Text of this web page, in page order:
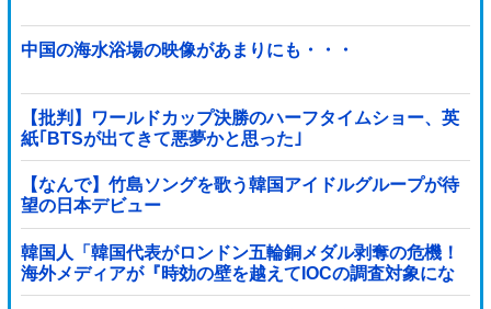
中国の海水浴場の映像があまりにも・・・
【批判】ワールドカップ決勝のハーフタイムショー、英
紙｢BTSが出てきて悪夢かと思った｣
【なんで】竹島ソングを歌う韓国アイドルグループが待
望の日本デビュー
韓国人「韓国代表がロンドン五輪銅メダル剥奪の危機！
海外メディアが『時効の壁を越えてIOCの調査対象にな
り得る』と報道！」